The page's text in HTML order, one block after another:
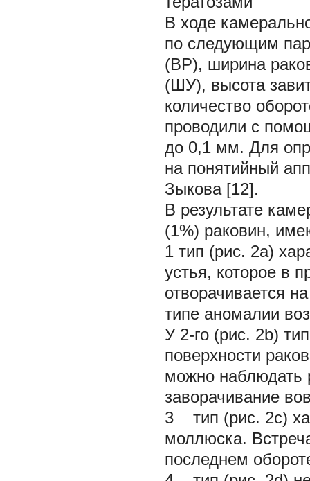
В ходе
по следующим
(ВР), ширина
(ШУ), высота
количество
проводили с
до 0,1 мм. Для
на понятийный
Зыкова [12].
В результате
(1%) раковин,
1 тип (рис. 2а)
устья, которое в
отворачивается
типе аномалии
У 2-го (рис. 2b)
поверхности
можно наблюдать
заворачивание
3 тип (рис. 2c)
моллюска.
последнем